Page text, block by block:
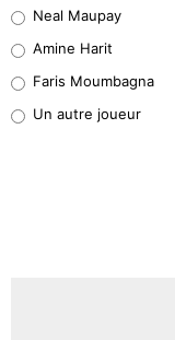
1%
9%
Neal Maupay
Amine Harit
Faris Moumbagna
Un autre joueur